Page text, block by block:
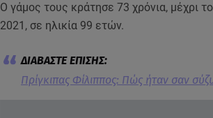
Ο γάμος τους κράτησε 73 χρόνια, μέχρι
2021, σε ηλικία 99 ετών.
Πρίγκιπας Φίλιππος: Πώς ήταν σαν